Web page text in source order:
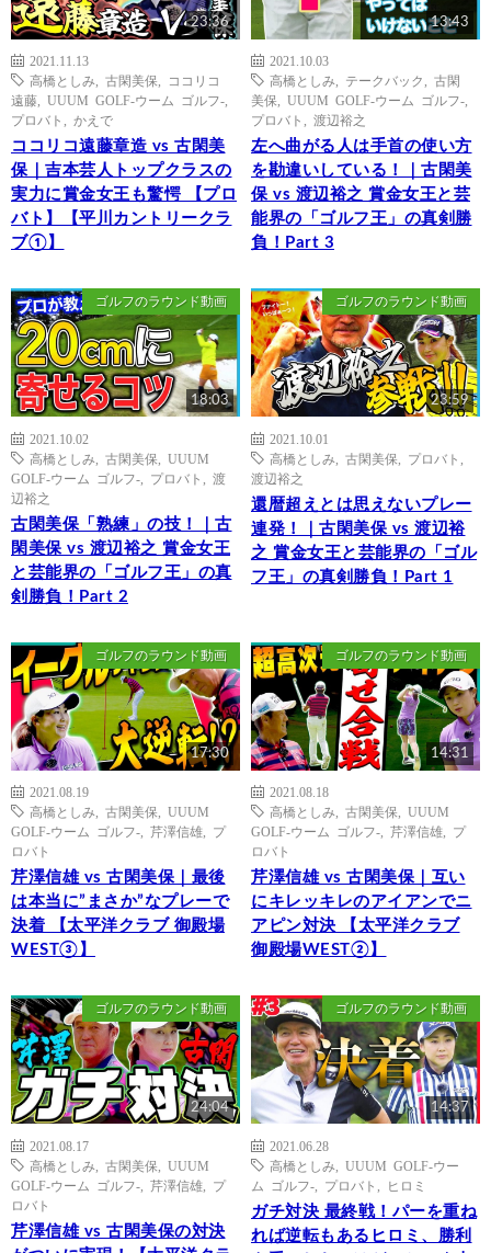
23:36
2021.11.13
高橋としみ
古閑美保
ココリコ
遠藤
UUUM GOLF-ウーム ゴルフ-
プロバト
かえで
ココリコ遠藤章造 vs 古閑美
保｜吉本芸人トップクラスの
実力に賞金女王も驚愕 【プロ
バト】【平川カントリークラ
ブ①】
13:43
2021.10.03
高橋としみ
テークバック
古閑
美保
UUUM GOLF-ウーム ゴルフ-
プロバト
渡辺裕之
左へ曲がる人は手首の使い方
を勘違いしている！｜古閑美
保 vs 渡辺裕之 賞金女王と芸
能界の「ゴルフ王」の真剣勝
負！Part 3
ゴルフのラウンド動画
18:03
2021.10.02
高橋としみ
古閑美保
UUUM
GOLF-ウーム ゴルフ-
プロバト
渡
辺裕之
古閑美保「熟練」の技！｜古
閑美保 vs 渡辺裕之 賞金女王
と芸能界の「ゴルフ王」の真
剣勝負！Part 2
ゴルフのラウンド動画
23:59
2021.10.01
高橋としみ
古閑美保 プロバト
渡辺裕之
還暦超えとは思えないプレー
連発！｜古閑美保 vs 渡辺裕
之 賞金女王と芸能界の「ゴル
フ王」の真剣勝負！Part 1
ゴルフのラウンド動画
17:30
2021.08.19
高橋としみ
古閑美保
UUUM
GOLF-ウーム ゴルフ-
芹澤信雄
プ
ロバト
芹澤信雄 vs 古閑美保｜最後
は本当に”まさか”なプレーで
決着 【太平洋クラブ 御殿場
WEST③】
ゴルフのラウンド動画
14:31
2021.08.18
高橋としみ
古閑美保
UUUM
GOLF-ウーム ゴルフ-
芹澤信雄
プ
ロバト
芹澤信雄 vs 古閑美保｜互い
にキレッキレのアイアンでニ
アピン対決 【太平洋クラブ
御殿場WEST②】
ゴルフのラウンド動画
24:04
2021.08.17
高橋としみ
古閑美保
UUUM
GOLF-ウーム ゴルフ-
芹澤信雄
プ
ロバト
芹澤信雄 vs 古閑美保の対決
ゴルフのラウンド動画
14:37
2021.06.28
高橋としみ
UUUM GOLF-ウー
ム ゴルフ-
プロバト ヒロミ
ガチ対決 最終戦！パーを重ね
れば逆転もあるヒロミ、勝利